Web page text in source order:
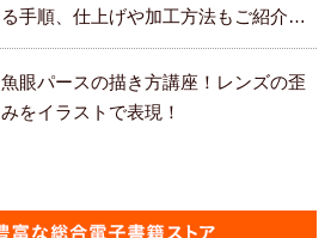
る手順、仕上げや加工方法もご紹介し
ます。
魚眼パースの描き方講座！レンズの歪
みをイラストで表現！